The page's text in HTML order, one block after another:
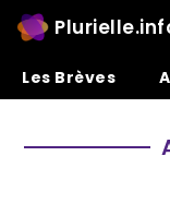
Les Brèves